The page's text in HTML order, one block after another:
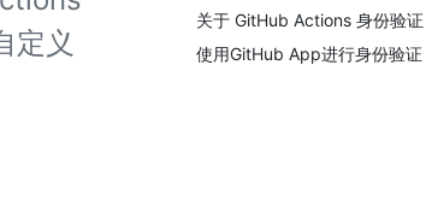
定义
关于 GitHub Actions 身份验证
使用GitHub App进行身份验证